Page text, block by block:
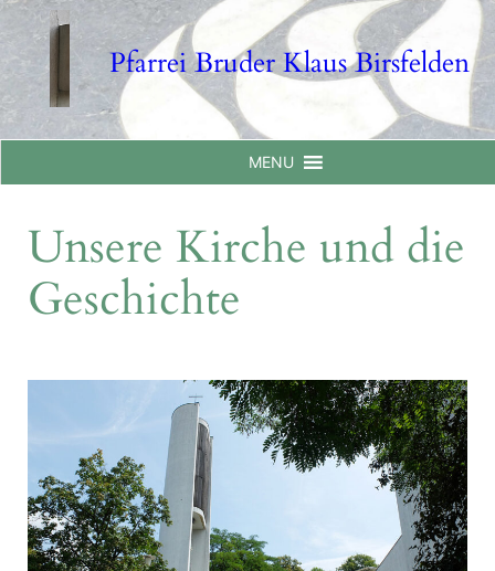
Skip
to
content
Pfarrei Bruder Klaus Birsfelden
MENU
Unsere Kirche und die
Geschichte